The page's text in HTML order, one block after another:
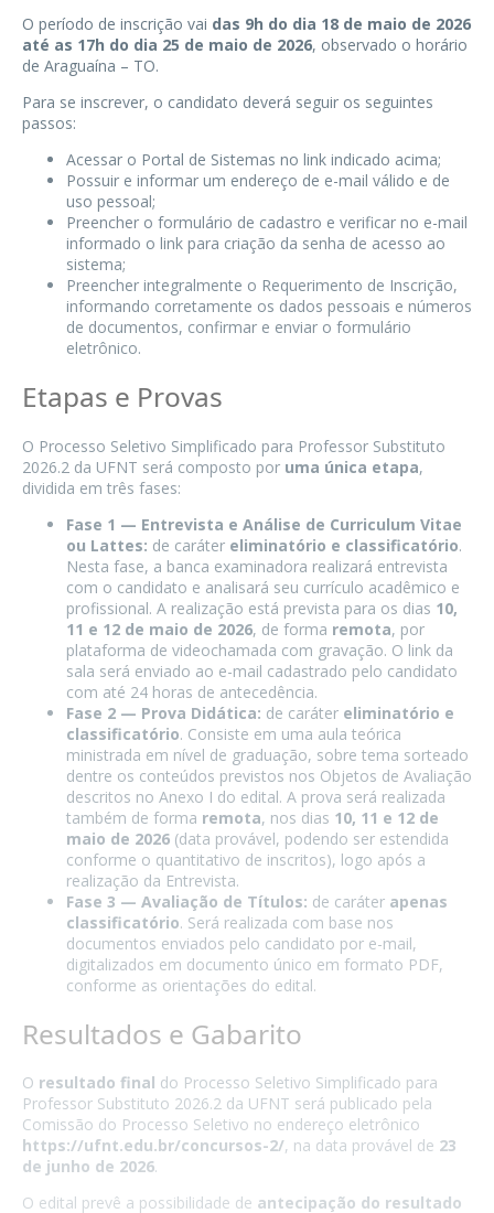
O período de inscrição vai das 9h do dia 18 de maio de 2026
até as 17h do dia 25 de maio de 2026, observado o horário
de Araguaína – TO.
Para se inscrever, o candidato deverá seguir os seguintes
passos:
Acessar o Portal de Sistemas no link indicado acima;
Possuir e informar um endereço de e-mail válido e de
uso pessoal;
Preencher o formulário de cadastro e verificar no e-mail
informado o link para criação da senha de acesso ao
sistema;
Preencher integralmente o Requerimento de Inscrição,
informando corretamente os dados pessoais e números
de documentos, confirmar e enviar o formulário
eletrônico.
Etapas e Provas
O Processo Seletivo Simplificado para Professor Substituto
2026.2 da UFNT será composto por uma única etapa,
dividida em três fases:
Fase 1 — Entrevista e Análise de Curriculum Vitae
ou Lattes: de caráter eliminatório e classificatório.
Nesta fase, a banca examinadora realizará entrevista
com o candidato e analisará seu currículo acadêmico e
profissional. A realização está prevista para os dias 10,
11 e 12 de maio de 2026, de forma remota, por
plataforma de videochamada com gravação. O link da
sala será enviado ao e-mail cadastrado pelo candidato
com até 24 horas de antecedência.
Fase 2 — Prova Didática: de caráter eliminatório e
classificatório. Consiste em uma aula teórica
ministrada em nível de graduação, sobre tema sorteado
dentre os conteúdos previstos nos Objetos de Avaliação
descritos no Anexo I do edital. A prova será realizada
também de forma remota, nos dias 10, 11 e 12 de
maio de 2026 (data provável, podendo ser estendida
conforme o quantitativo de inscritos), logo após a
realização da Entrevista.
Fase 3 — Avaliação de Títulos: de caráter apenas
classificatório. Será realizada com base nos
documentos enviados pelo candidato por e-mail,
digitalizados em documento único em formato PDF,
conforme as orientações do edital.
Resultados e Gabarito
O resultado final do Processo Seletivo Simplificado para
Professor Substituto 2026.2 da UFNT será publicado pela
Comissão do Processo Seletivo no endereço eletrônico
https://ufnt.edu.br/concursos-2/, na data provável de 23
de junho de 2026.
O edital prevê a possibilidade de antecipação do resultado